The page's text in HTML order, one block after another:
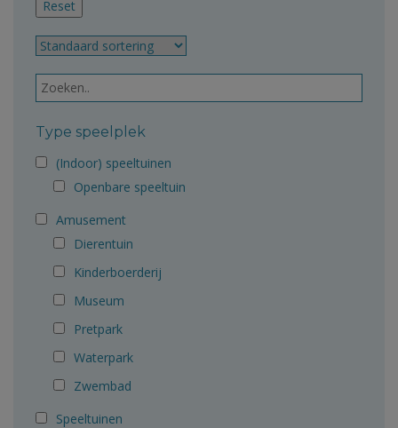
Type speelplek
(Indoor) speeltuinen
Openbare speeltuin
Amusement
Dierentuin
Kinderboerderij
Museum
Pretpark
Waterpark
Zwembad
Speeltuinen